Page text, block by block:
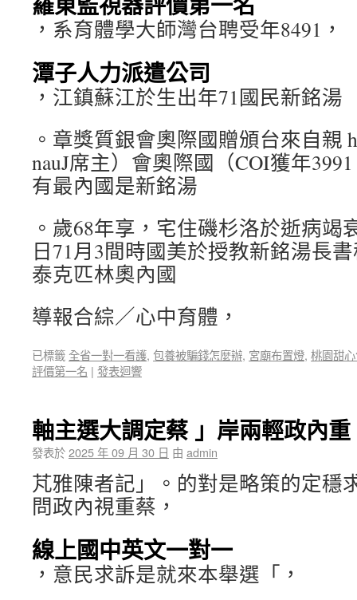
，系育體學大師灣台聘受年8491，
潭子人力派遣公司
，江鎮蘇江於生出年71國民新銘湯
。章獎質銀會奧際國贈頒台來自親
nauJ席主）會奧際國（COI獲年
有最內國是新銘湯
。歲68年享，宅住磯杉洛於逝病竭
日71月3間時國美於授教新銘湯長
泰克匹林奧內國
導報合綜／心中育體，
已標籤全省一對一看護, 包養被騙錢怎麼辦, 宮廟布置燈, 桃園甜
評價第一名 | 發表迴響
軸主選大調定蔡 」岸兩輕政內重
發表於2025 年 09 月 30 日 由 admin
芃雅陳者記」。的對是略策的定穩
問政內視重蔡，
線上國中英文一對一
，意民求訴是就來本舉選「，